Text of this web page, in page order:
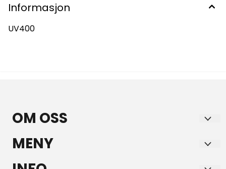
Informasjon
UV400
OM OSS
GULE AS
MENY
Frakt